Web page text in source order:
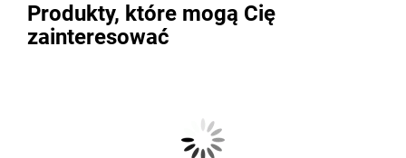
Produkty, które mogą Cię
zainteresować